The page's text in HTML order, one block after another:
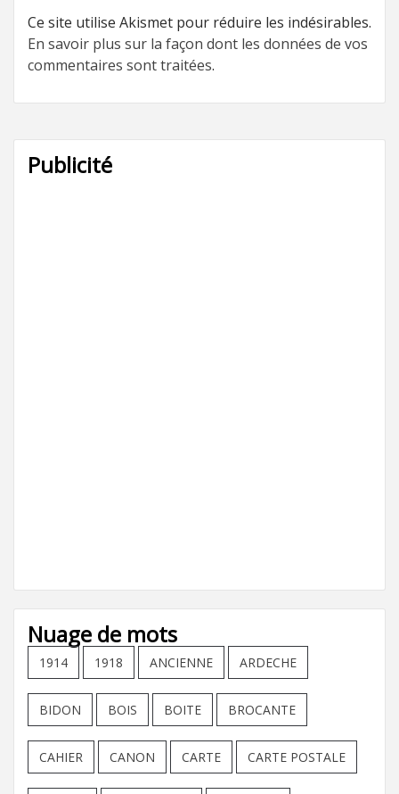
Ce site utilise Akismet pour réduire les indésirables.
En savoir plus sur la façon dont les données de vos
commentaires sont traitées.
Publicité
Nuage de mots
1914 1918 ANCIENNE ARDECHE
BIDON BOIS BOITE BROCANTE
CAHIER CANON CARTE CARTE POSTALE